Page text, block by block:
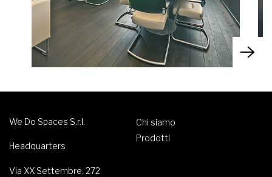
We Do Spaces S.r.l.
Headquarters
Via XX Settembre, 272
Chi siamo
Prodotti